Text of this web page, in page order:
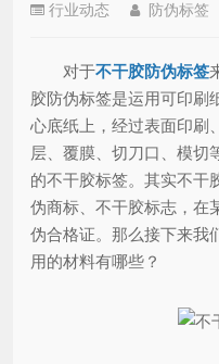
行业动态 防伪标签
对于不干胶防伪标签
胶防伪标签是运用可印刷
心底纸上，经过表面印刷
层、覆膜、切刀口、模切
的不干胶标签。其实不干
伪商标、不干胶标志，在
伪合格证。那么接下来我
用的材料有哪些？